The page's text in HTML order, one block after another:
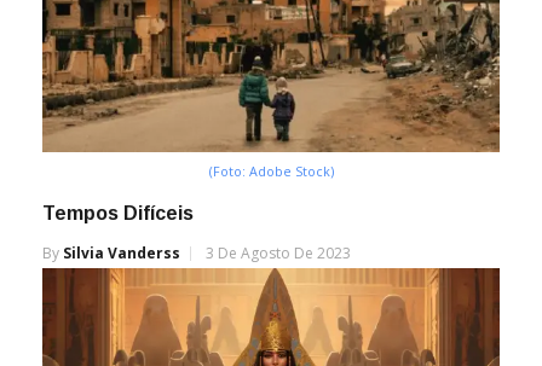
(Foto: Adobe Stock)
Tempos Difíceis
By Silvia Vanderss 3 De Agosto De 2023